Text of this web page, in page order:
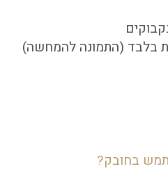
בלבד (התמונה להמחשה)
בחובק?